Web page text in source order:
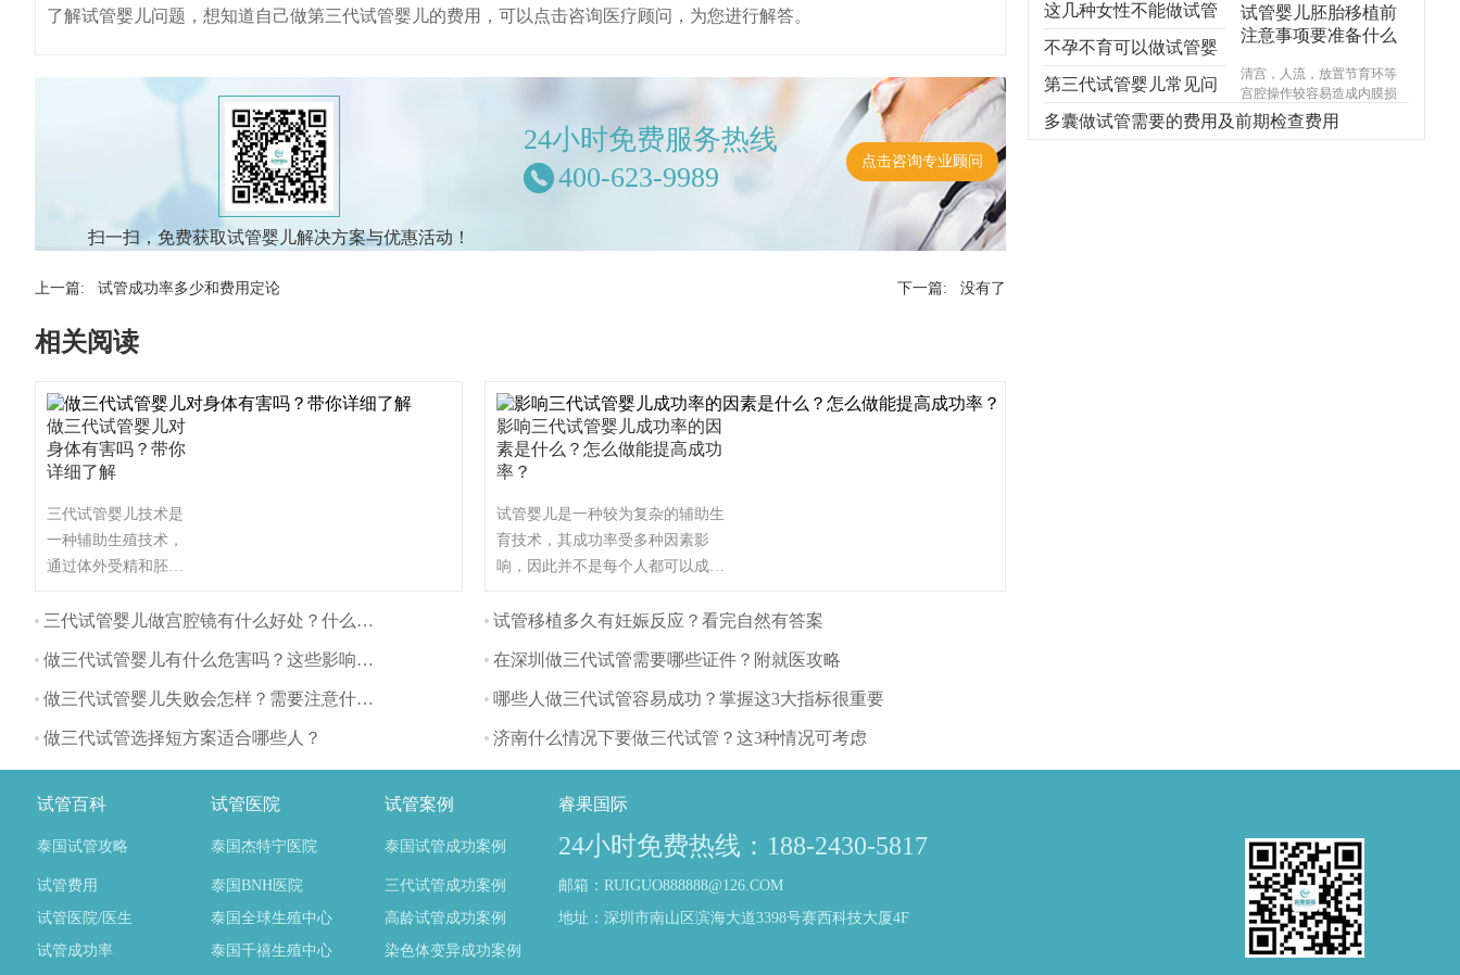
了解试管婴儿问题，想知道自己做第三代试管婴儿的费用，可以点击咨询医疗顾问，为您进行解答。
扫一扫，免费获取试管婴儿解决方案与优惠活动！
24小时免费服务热线
400-623-9989
点击咨询专业顾问
上一篇: 试管成功率多少和费用定论 下一篇: 没有了
相关阅读
做三代试管婴儿对
身体有害吗？带你
详细了解
三代试管婴儿技术是
一种辅助生殖技术，
通过体外受精和胚胎
不育夫妇生育。与自
管婴儿对身体的影响
主要体现在以下几个
三代试管婴儿做宫腔镜有什么好处？什么时间做最好？
做三代试管婴儿有什么危害吗？这些影响要注意
做三代试管婴儿失败会怎样？需要注意什么？
做三代试管选择短方案适合哪些人？
影响三代试管婴儿成功率的因
素是什么？怎么做能提高成功
率？
试管婴儿是一种较为复杂的辅助生
育技术，其成功率受多种因素影
响，因此并不是每个人都可以成
也有可能有些人做试管婴儿不能成
要因素有哪些呢？（如果还想了解
更多的试管婴儿流程、费用、成功
问，解决相关问题）
试管移植多久有妊娠反应？看完自然有答案
在深圳做三代试管需要哪些证件？附就医攻略
哪些人做三代试管容易成功？掌握这3大指标很重要
济南什么情况下要做三代试管？这3种情况可考虑
试管婴儿胚胎移植前
注意事项要准备什么
清宫，人流，放置节育环等
宫腔操作较容易造成内膜损
伤，使基底层受损，造成宫
腔内形成粘连，宫腔形态异
这几种女性不能做试管
婴儿，不能！不能！不
能！
不孕不育可以做试管婴
儿吗？
第三代试管婴儿常见问
题，你想知道的都在
多囊做试管需要的费用及前期检查费用
试管百科 试管医院 试管案例 睿果国际
泰国试管攻略 泰国杰特宁医院 泰国试管成功案例 24小时免费热线：188-2430-5817
试管费用 泰国BNH医院 三代试管成功案例
邮箱：RUIGUO888888@126.COM
试管医院/医生
泰国全球生殖中心 高龄试管成功案例
地址：深圳市南山区滨海大道3398号赛西科技大厦4F
试管成功率
泰国千禧生殖中心 染色体变异成功案例